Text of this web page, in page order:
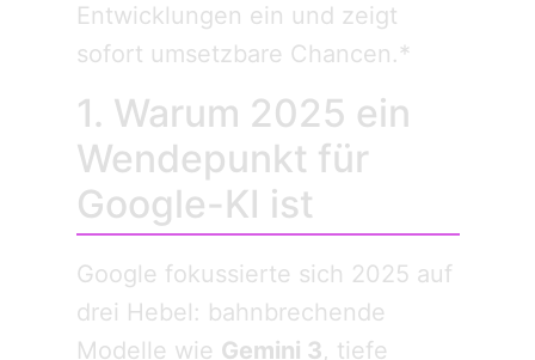
Entwicklungen ein und zeigt
sofort umsetzbare Chancen.*
1. Warum 2025 ein
Wendepunkt für
Google-KI ist
Google fokussierte sich 2025 auf
drei Hebel: bahnbrechende
Modelle wie Gemini 3, tiefe